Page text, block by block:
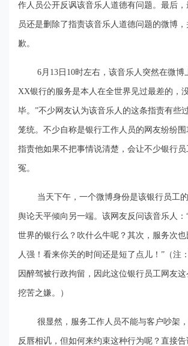
作人员公开反讽该音乐人道德有问题。最后，
员还是删除了指责该音乐人道德问题的微博
歉。
6月13日10时左右，该音乐人突然在微博
XX银行的服务是本人在全世界见过最差的，
毕。”不少网友认为该音乐人的这条指责有些
笼统。不少自称是银行工作人员的网友纷纷
指责他如果不把事情说清楚，会让不少银行员
冤。
当天下午，一个微博身份是该银行员工
舆论天平倾向另一端。该网友反问该音乐人：
世界的银行么？吹什么牛呢？其次，服务次
人强！看来你关的时间还是短了点儿！”（注
因醉驾被行政拘留，因此这位银行员工网友这
挖苦之嫌。）
很显然，服务工作人员不能与客户吵架
反唇相讥，但如何来约束这种行为呢？直接